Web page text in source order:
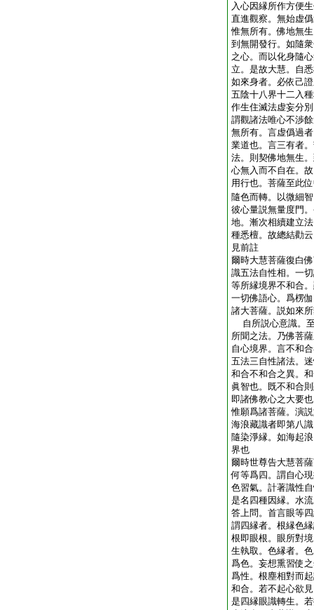
入心因縁所作方便
直進觀察。無始虚
惟無所有。佛地無
到無開發行。如隨
之心。而以化身隨
立。是故大慧。自
如來身者。必依己
五陰十八界十二入
作生住滅法虚妄分
謂觀諸法唯心不渉
無所有。言虚僞過
業道也。言三有者
法。則契佛地無生
心無入而不自在。
用行也。菩薩至此
隨色而轉。以微細
彼心量説無量度門
地。漸次相續建立
種悉檀。故總結勸
見前註
爾時大慧菩薩復白
識五法自性相。一
等所縁境界不和合
一切佛語心。爲楞
諸大菩薩。説如來
自所説心意識。
所聞之法。乃佛菩
自心境界。言不和
五法三自性諸法。
和合不和合之異。
眞智也。既不和合
即諸佛教心之大要
惟願爲諸菩薩。演
海浪藏識者即第八
隨染淨縁。如海起
界也
爾時世尊告大慧菩
何等爲四。謂自心
色習氣。計著識性
是名四種因縁。水
答上問。首言眼等
謂四縁者。根縁色
根即眼根。眼所對
生執取。色縁者。
爲色。妄想熏習使
爲性。根塵相對而
和合。若不起心欲
是四縁眼識轉生。